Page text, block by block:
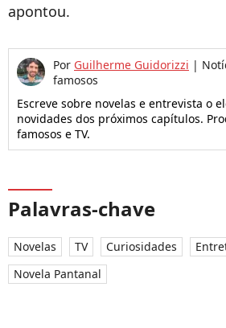
apontou.
Por Guilherme Guidorizzi |
famosos
Escreve sobre novelas e entrevista o
novidades dos próximos capítulos.
famosos e TV.
Palavras-chave
Novelas TV Curiosidades
Novela Pantanal